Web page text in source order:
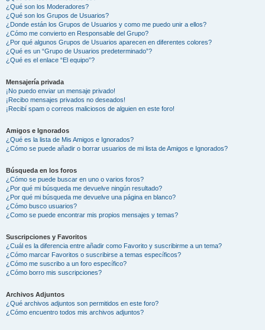
¿Qué son los Moderadores?
¿Qué son los Grupos de Usuarios?
¿Donde están los Grupos de Usuarios y como me puedo unir a ellos?
¿Cómo me convierto en Responsable del Grupo?
¿Por qué algunos Grupos de Usuarios aparecen en diferentes colores?
¿Qué es un “Grupo de Usuarios predeterminado”?
¿Qué es el enlace “El equipo”?
Mensajería privada
¡No puedo enviar un mensaje privado!
¡Recibo mensajes privados no deseados!
¡Recibí spam o correos maliciosos de alguien en este foro!
Amigos e Ignorados
¿Qué es la lista de Mis Amigos e Ignorados?
¿Cómo se puede añadir o borrar usuarios de mi lista de Amigos e Ignorados?
Búsqueda en los foros
¿Cómo se puede buscar en uno o varios foros?
¿Por qué mi búsqueda me devuelve ningún resultado?
¿Por qué mi búsqueda me devuelve una página en blanco?
¿Cómo busco usuarios?
¿Como se puede encontrar mis propios mensajes y temas?
Suscripciones y Favoritos
¿Cuál es la diferencia entre añadir como Favorito y suscribirme a un tema?
¿Cómo marcar Favoritos o suscribirse a temas específicos?
¿Cómo me suscribo a un foro específico?
¿Cómo borro mis suscripciones?
Archivos Adjuntos
¿Qué archivos adjuntos son permitidos en este foro?
¿Cómo encuentro todos mis archivos adjuntos?